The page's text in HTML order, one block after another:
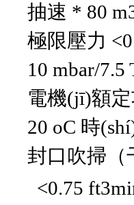
抽速 * 80
極限壓力
10 mbar/
電機(jī)額定
20 oC 時
封口吹掃（
<0.75